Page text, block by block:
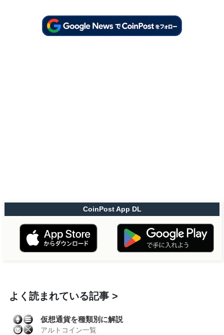
CoinPost App DL
よく読まれている記事
仮想通貨を種類別に解説
アルトコイン一覧